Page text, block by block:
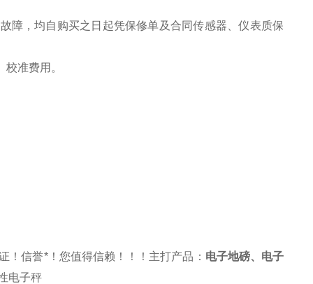
障，均自购买之日起凭保修单及合同传感器、仪表质保
准费用。
！信誉*！您值得信赖！！！主打产品： 电子地磅、 电子
电子秤